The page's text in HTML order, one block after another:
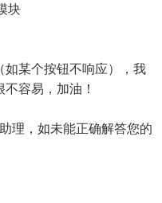
块
某个按钮不响应），我
容易，加油！
理，如未能正确解答您的